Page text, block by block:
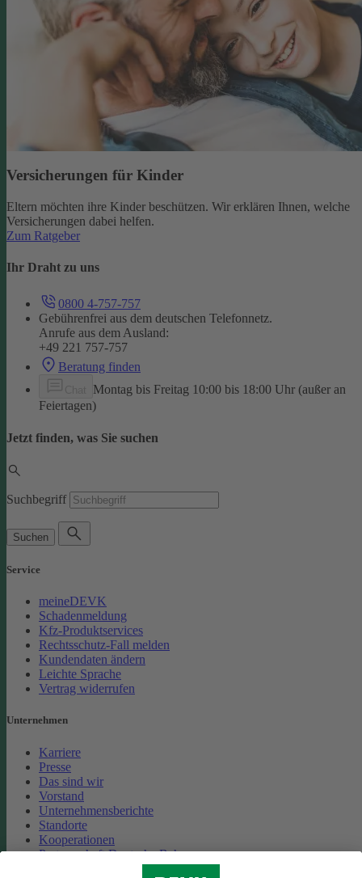
Versicherungen für Kinder
Eltern möchten ihre Kinder beschützen. Wir erklären Ihnen, welche
Versicherungen dabei helfen.
Zum Ratgeber
Ihr Draht zu uns
0800 4-757-757
Gebührenfrei aus dem deutschen Telefonnetz.
Anrufe aus dem Ausland:
+49 221 757-757
Beratung finden
Montag bis Freitag 10:00 bis 18:00 Uhr (außer an
Feiertagen)
Jetzt finden, was Sie suchen
Suchbegriff
Suchen
Service
meineDEVK
Schadenmeldung
Kfz-Produktservices
Rechtsschutz-Fall melden
Kundendaten ändern
Leichte Sprache
Vertrag widerrufen
Unternehmen
Karriere
Presse
Das sind wir
Vorstand
Unternehmensberichte
Standorte
Kooperationen
Partnerschaft Deutsche Bahn